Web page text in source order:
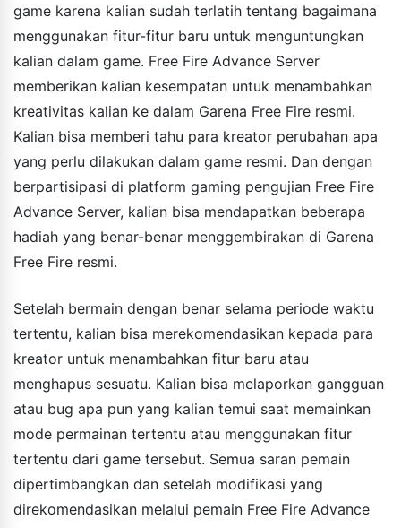
game karena kalian sudah terlatih tentang bagaimana
menggunakan fitur-fitur baru untuk menguntungkan
kalian dalam game. Free Fire Advance Server
memberikan kalian kesempatan untuk menambahkan
kreativitas kalian ke dalam Garena Free Fire resmi.
Kalian bisa memberi tahu para kreator perubahan apa
yang perlu dilakukan dalam game resmi. Dan dengan
berpartisipasi di platform gaming pengujian Free Fire
Advance Server, kalian bisa mendapatkan beberapa
hadiah yang benar-benar menggembirakan di Garena
Free Fire resmi.
Setelah bermain dengan benar selama periode waktu
tertentu, kalian bisa merekomendasikan kepada para
kreator untuk menambahkan fitur baru atau
menghapus sesuatu. Kalian bisa melaporkan gangguan
atau bug apa pun yang kalian temui saat memainkan
mode permainan tertentu atau menggunakan fitur
tertentu dari game tersebut. Semua saran pemain
dipertimbangkan dan setelah modifikasi yang
direkomendasikan melalui pemain Free Fire Advance